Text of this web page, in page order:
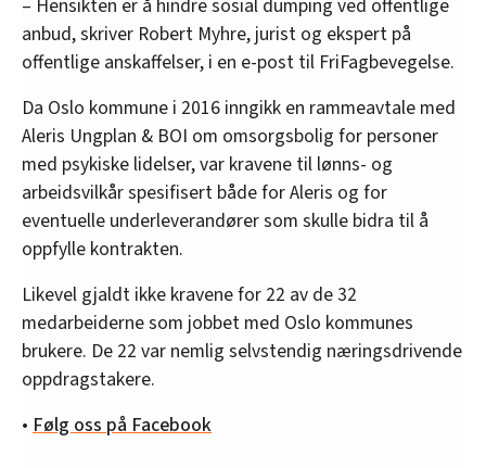
– Hensikten er å hindre sosial dumping ved offentlige
anbud, skriver Robert Myhre, jurist og ekspert på
offentlige anskaffelser, i en e-post til FriFagbevegelse.
Da Oslo kommune i 2016 inngikk en rammeavtale med
Aleris Ungplan & BOI om omsorgsbolig for personer
med psykiske lidelser, var kravene til lønns- og
arbeidsvilkår spesifisert både for Aleris og for
eventuelle underleverandører som skulle bidra til å
oppfylle kontrakten.
Likevel gjaldt ikke kravene for 22 av de 32
medarbeiderne som jobbet med Oslo kommunes
brukere. De 22 var nemlig selvstendig næringsdrivende
oppdragstakere.
• Følg oss på Facebook